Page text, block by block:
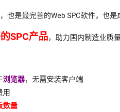
也是最完善的Web SPC软件，也
SPC产品，助力国内制造业质
浏览器，无需安装客户端
用
数量